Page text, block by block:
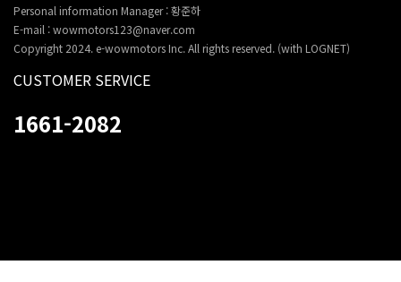
Personal information Manager : 황준하
E-mail : wowmotors123@naver.com
Copyright 2024. e-wowmotors Inc. All rights reserved. (with LOGNET)
CUSTOMER SERVICE
1661-2082